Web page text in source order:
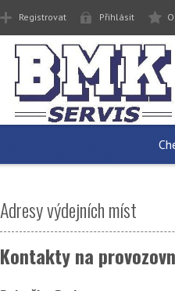
Registrovat Přihlásit
Adresy výdejních míst
Kontakty na